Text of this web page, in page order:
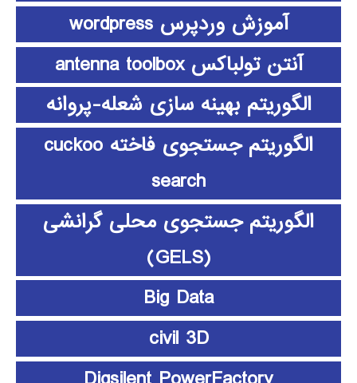
آموزش وردپرس wordpress
آنتن تولباکس antenna toolbox
الگوریتم بهینه سازی شعله-پروانه
الگوریتم جستجوی فاخته cuckoo
search
الگوریتم جستجوی محلی گرانشی
(GELS)
Big Data
civil 3D